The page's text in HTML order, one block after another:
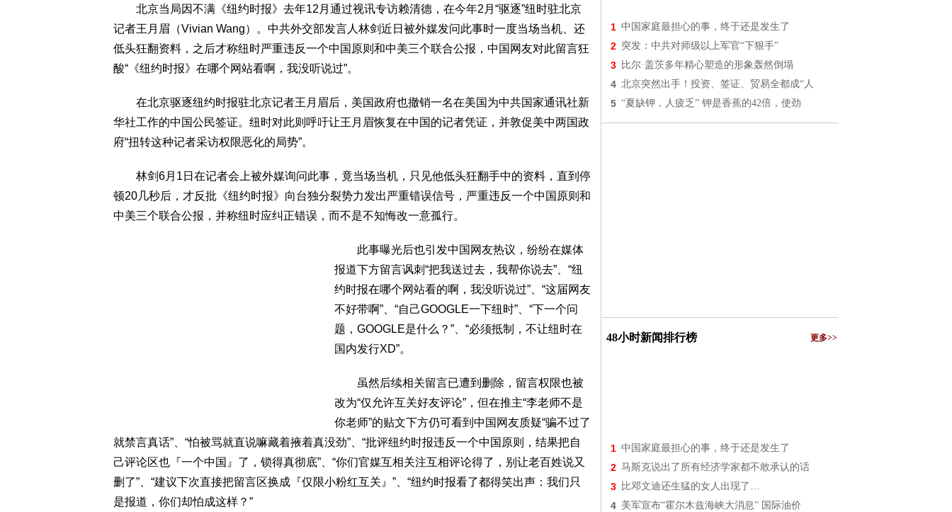
北京当局因不满《纽约时报》去年12月通过视讯专访赖清德，在今年2月“驱逐”纽时驻北京
记者王月眉（Vivian Wang）。中共外交部发言人林剑近日被外媒发问此事时一度当场当机、还
低头狂翻资料，之后才称纽时严重违反一个中国原则和中美三个联合公报，中国网友对此留言狂
酸“《纽约时报》在哪个网站看啊，我没听说过”。
在北京驱逐纽约时报驻北京记者王月眉后，美国政府也撤销一名在美国为中共国家通讯社新
华社工作的中国公民签证。纽时对此则呼吁让王月眉恢复在中国的记者凭证，并敦促美中两国政
府“扭转这种记者采访权限恶化的局势”。
林剑6月1日在记者会上被外媒询问此事，竟当场当机，只见他低头狂翻手中的资料，直到停
顿20几秒后，才反批《纽约时报》向台独分裂势力发出严重错误信号，严重违反一个中国原则和
中美三个联合公报，并称纽时应纠正错误，而不是不知悔改一意孤行。
此事曝光后也引发中国网友热议，纷纷在媒体
报道下方留言讽刺“把我送过去，我帮你说去”、“纽
约时报在哪个网站看的啊，我没听说过”、“这届网友
不好带啊”、“自己GOOGLE一下纽时”、“下一个问
题，GOOGLE是什么？”、“必须抵制，不让纽时在
国内发行XD”。
虽然后续相关留言已遭到删除，留言权限也被
改为“仅允许互关好友评论”，但在推主“李老师不是
你老师”的贴文下方仍可看到中国网友质疑“骗不过了
就禁言真话”、“怕被骂就直说嘛藏着掖着真没劲”、“批评纽约时报违反一个中国原则，结果把自
己评论区也『一个中国』了，锁得真彻底”、“你们官媒互相关注互相评论得了，别让老百姓说又
删了”、“建议下次直接把留言区换成『仅限小粉红互关』”、“纽约时报看了都得笑出声：我们只
是报道，你们却怕成这样？”
1 中国家庭最担心的事，终于还是发生了
2 突发：中共对师级以上军官“下狠手”
3 比尔·盖茨多年精心塑造的形象轰然倒塌
4 北京突然出手！投资、签证、贸易全都成“人
5 “夏缺钾，人疲乏” 钾是香蕉的42倍，使劲
48小时新闻排行榜 更多>>
1 中国家庭最担心的事，终于还是发生了
2 马斯克说出了所有经济学家都不敢承认的话
3 比邓文迪还生猛的女人出现了…
4 美军宣布“霍尔木兹海峡大消息” 国际油价